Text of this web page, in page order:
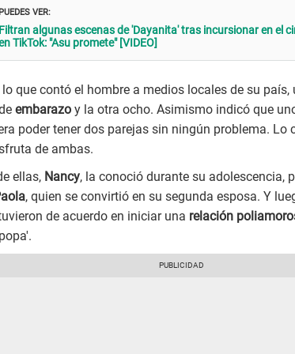
PUEDES VER:
Filtran algunas escenas de 'Dayanita' tras incursionar en el
TikTok: "Asu promete" [VIDEO]
lo que contó el hombre a medios locales de su
embarazo y la otra ocho. Asimismo indicó que
poder tener dos parejas sin ningún problema. Lo
de ambas.
ellas, Nancy, la conoció durante su adolescencia,
, quien se convirtió en su segunda esposa. Y
de acuerdo en iniciar una relación